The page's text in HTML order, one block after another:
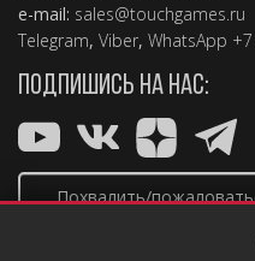
e-mail: sales@touchgames.ru
Telegram, Viber, WhatsApp
ПОДПИШИСЬ НА НАС:
Похвалить/